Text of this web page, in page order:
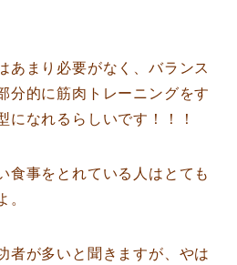
あまり必要がなく、バランス
分的に筋肉トレーニングをす
になれるらしいです！！！
食事をとれている人はとても
。
者が多いと聞きますが、やは